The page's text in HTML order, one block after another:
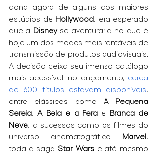
dona agora de alguns dos maiores
estúdios de Hollywood, era esperado
que a Disney se aventuraria no que é
hoje um dos modos mais rentáveis de
transmissão de produtos audiovisuais.
A decisão deixa seu imenso catálogo
mais acessível: no lançamento, cerca
de 600 títulos estavam disponíveis,
entre clássicos como A Pequena
Sereia, A Bela e a Fera e Branca de
Neve, a sucessos como os filmes do
universo cinematográfico Marvel,
toda a saga Star Wars e até mesmo